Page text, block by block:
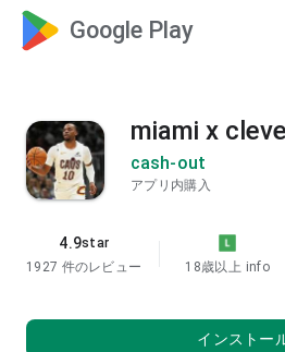
Google Play
miami x
cash-out
アプリ内購入
4.9star
1927 件のレビュー
18歳以上 info
インストー